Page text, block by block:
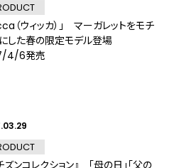
（ウィッカ）」 マーガレットをモチ
した春の限定モデル登場
4/6発売
ズンコレクション』 「母の日」「父の